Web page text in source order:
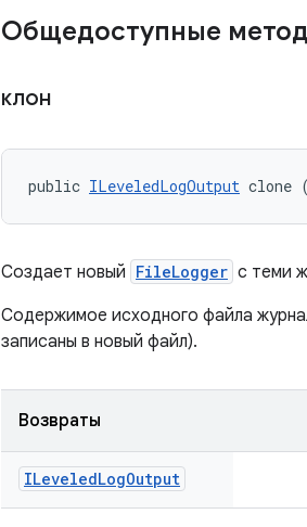
Общедоступные
клон
public ILeveledLogOutput clone
Создает новый FileLogger с теми
Содержимое исходного файла
записаны в новый файл).
Возвраты
ILeveledLogOutput